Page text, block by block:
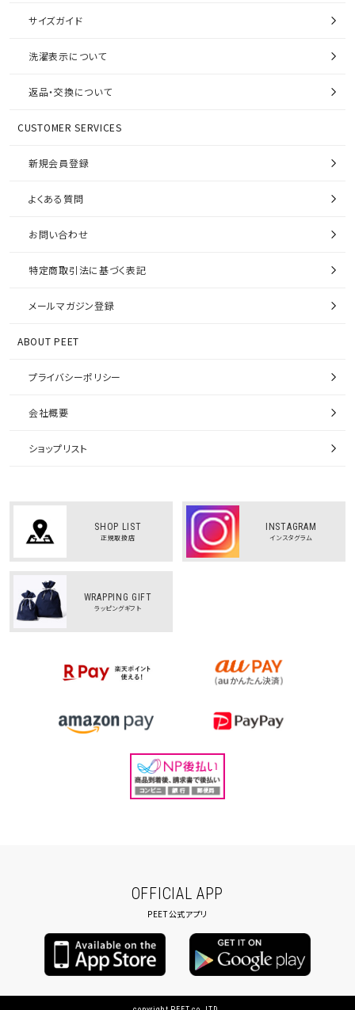
サイズガイド
洗濯表示について
返品・交換について
CUSTOMER SERVICES
新規会員登録
よくある質問
お問い合わせ
特定商取引法に基づく表記
メールマガジン登録
ABOUT PEET
プライバシーポリシー
会社概要
ショップリスト
SHOP LIST
正規取扱店
INSTAGRAM
インスタグラム
WRAPPING GIFT
ラッピングギフト
OFFICIAL APP
PEET公式アプリ